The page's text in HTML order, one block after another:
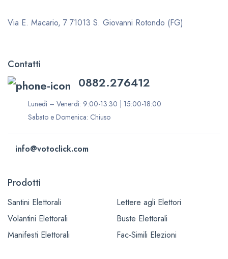
Via E. Macario, 7 71013 S. Giovanni Rotondo (FG)
Contatti
0882.276412
Lunedì – Venerdì: 9:00-13:30 | 15:00-18:00
Sabato e Domenica: Chiuso
info@votoclick.com
Prodotti
Santini Elettorali
Volantini Elettorali
Manifesti Elettorali
Lettere agli Elettori
Buste Elettorali
Fac-Simili Elezioni